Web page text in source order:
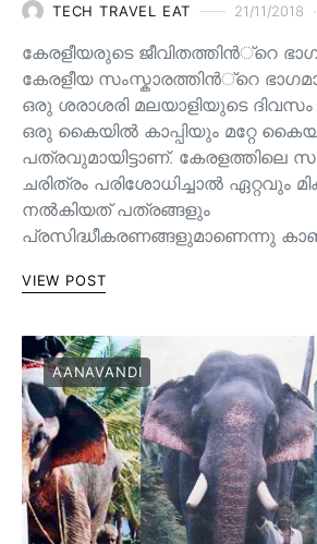
TECH TRAVEL EAT 21/11/2018
കേരളീയരുടെ ജീവിതത്തിന്‍്റെ
കേരളീയ സംസ്കാരത്തിന്‍്റെ
ഒരു ശരാശരി മലയാളിയുടെ
ഒരു കൈയില്‍ കാപ്പിയും മറ്റേ
പത്രവുമായിട്ടാണ്. കേരളത്തിലെ
ചരിത്രം പരിശോധിച്ചാല്‍ ഏറ്റവും
നല്‍കിയത് പത്രങ്ങളും
പ്രസിദ്ധീകരണങ്ങളുമാണെന്നു
VIEW POST
AANAVANDI